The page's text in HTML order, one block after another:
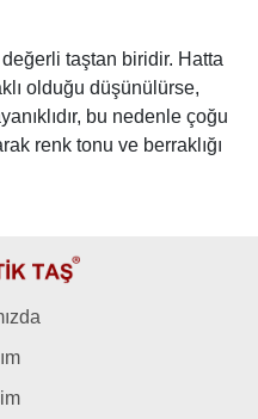
değerli taştan biridir. Hatta
olduğu düşünülürse,
bu nedenle çoğu
renk tonu ve berraklığı